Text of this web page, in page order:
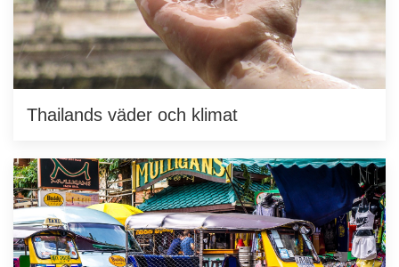
Thailands väder och klimat